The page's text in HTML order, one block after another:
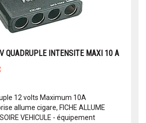
QUADRUPLE INTENSITE MAXI 10 A
12 volts Maximum 10A
allume cigare, FICHE ALLUME
VEHICULE - équipement